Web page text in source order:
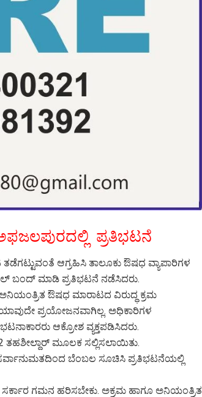
ಪ್ರತಿಭಟನೆ
ಆಗ್ರಹಿಸಿ ತಾಲೂಕು ಔಷಧ ವ್ಯಾಪಾರಿಗಳ
ಬಂದ್ ಮಾಡಿ ಪ್ರತಿಭಟನೆ ನಡೆಸಿದರು.
ಔಷಧ ಮಾರಾಟದ ವಿರುದ್ಧ ಕ್ರಮ
ಪ್ರಯೋಜನವಾಗಿಲ್ಲ. ಅಧಿಕಾರಿಗಳ
ಆಕ್ರೋಶ ವ್ಯಕ್ತಪಡಿಸಿದರು.
ತಹಶೀಲ್ದಾರ್ ಮೂಲಕ ಸಲ್ಲಿಸಲಾಯಿತು.
ಸರ್ವಾನುಮತದಿಂದ ಬೆಂಬಲ ಸೂಚಿಸಿ ಪ್ರತಿಭಟನೆಯಲ್ಲಿ
ಸರ್ಕಾರ ಗಮನ ಹರಿಸಬೇಕು. ಅಕ್ರಮ ಹಾಗೂ ಅನಿಯಂತ್ರಿತ